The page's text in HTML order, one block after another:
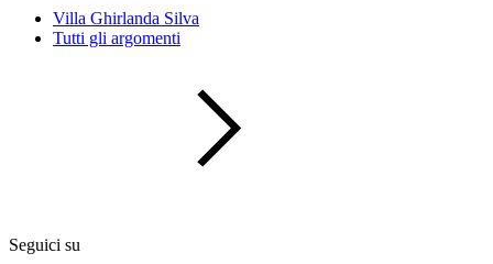
Villa Ghirlanda Silva
Tutti gli argomenti
Seguici su